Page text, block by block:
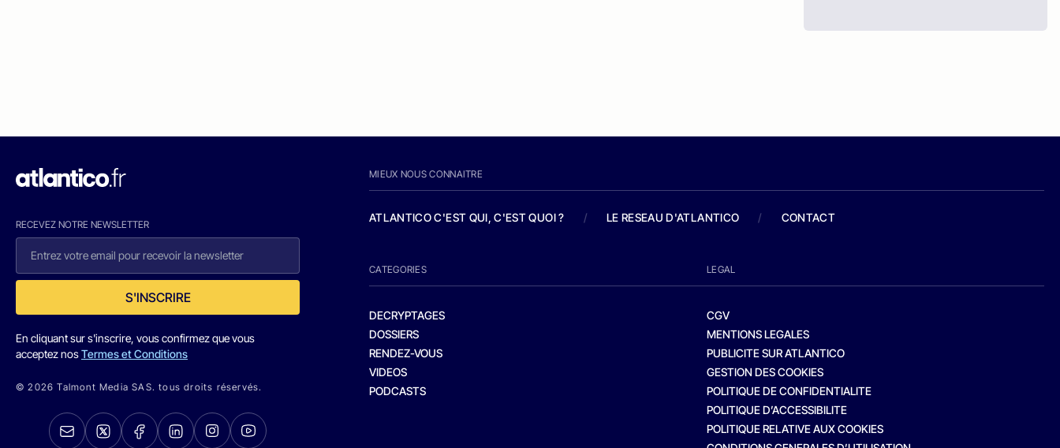
RECEVEZ NOTRE NEWSLETTER
S'INSCRIRE
En cliquant sur s'inscrire, vous confirmez que vous
acceptez nosTermes et Conditions
© 2026 Talmont Media SAS. tous droits réservés.
MIEUX NOUS CONNAITRE
ATLANTICO C'EST QUI, C'EST QUOI ? / LE RESEAU D'ATLANTICO / CONTACT
CATEGORIES
DECRYPTAGES
DOSSIERS
RENDEZ-VOUS
VIDEOS
PODCASTS
LEGAL
CGV
MENTIONS LEGALES
PUBLICITE SUR ATLANTICO
GESTION DES COOKIES
POLITIQUE DE CONFIDENTIALITE
POLITIQUE D’ACCESSIBILITE
POLITIQUE RELATIVE AUX COOKIES